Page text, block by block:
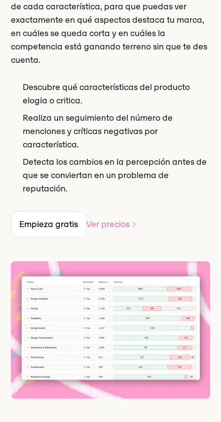
de cada característica, para que puedas ver
exactamente en qué aspectos destaca tu marca,
en cuáles se queda corta y en cuáles la
competencia está ganando terreno sin que te des
cuenta.
Descubre qué características del producto
elogia o critica.
Realiza un seguimiento del número de
menciones y críticas negativas por
característica.
Detecta los cambios en la percepción antes de
que se conviertan en un problema de
reputación.
Empieza gratis Ver precios